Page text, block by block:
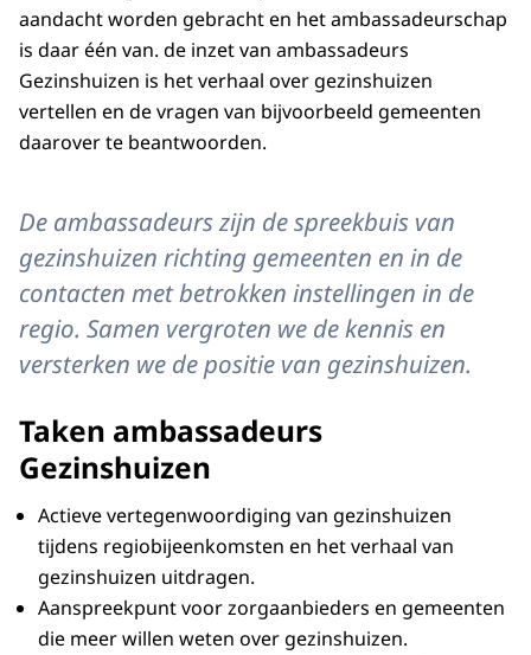
aandacht worden gebracht en het ambassadeurschap
is daar één van. de inzet van ambassadeurs
Gezinshuizen is het verhaal over gezinshuizen
vertellen en de vragen van bijvoorbeeld gemeenten
daarover te beantwoorden.
De ambassadeurs zijn de spreekbuis van
gezinshuizen richting gemeenten en in de
contacten met betrokken instellingen in de
regio. Samen vergroten we de kennis en
versterken we de positie van gezinshuizen.
Taken ambassadeurs
Gezinshuizen
Actieve vertegenwoordiging van gezinshuizen
tijdens regiobijeenkomsten en het verhaal van
gezinshuizen uitdragen.
Aanspreekpunt voor zorgaanbieders en gemeenten
die meer willen weten over gezinshuizen.